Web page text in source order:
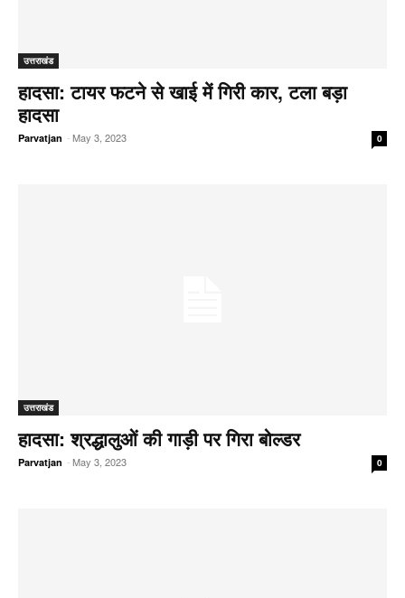
उत्तराखंड
हादसा: टायर फटने से खाई में गिरी कार, टला बड़ा
हादसा
Parvatjan -May 3, 2023 0
उत्तराखंड
हादसा: श्रद्धालुओं की गाड़ी पर गिरा बोल्डर
Parvatjan -May 3, 2023 0